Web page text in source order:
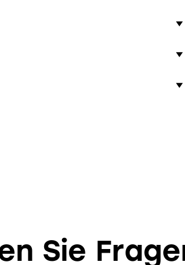
Steuerspezialist:innen
gegenüber den Steuerbehörden. So
kontrollieren wir diesen
den Steuerbehörden – von
prüfen wir diesen sorgfältig. Im
Sie